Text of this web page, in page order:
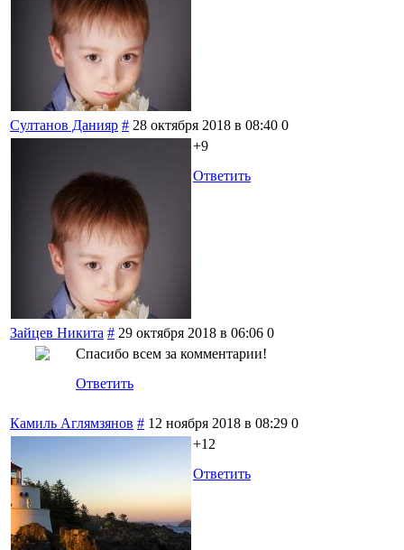
Султанов Данияр # 28 октября 2018 в 08:40 0
+9
Ответить
Зайцев Никита # 29 октября 2018 в 06:06 0
Спасибо всем за комментарии!
Ответить
Камиль Аглямзянов # 12 ноября 2018 в 08:29 0
+12
Ответить